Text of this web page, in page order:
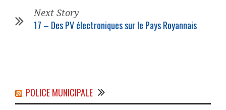
Next Story
17 – Des PV électroniques sur le Pays Royannais
POLICE MUNICIPALE